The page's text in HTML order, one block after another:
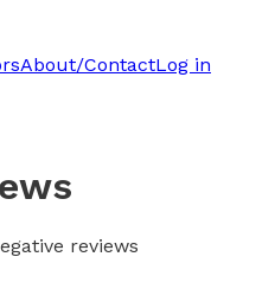
About/ContactLog in
reviews